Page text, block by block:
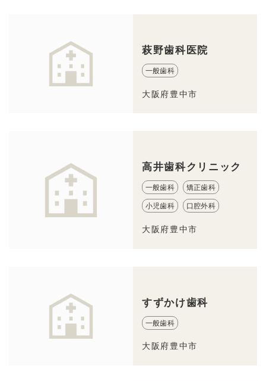
萩野歯科医院
一般歯科
大阪府豊中市
高井歯科クリニック
一般歯科 矯正歯科
小児歯科 口腔外科
大阪府豊中市
すずかけ歯科
一般歯科
大阪府豊中市